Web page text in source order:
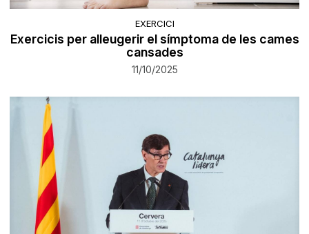
EXERCICI
Exercicis per alleugerir el símptoma de les cames
cansades
11/10/2025